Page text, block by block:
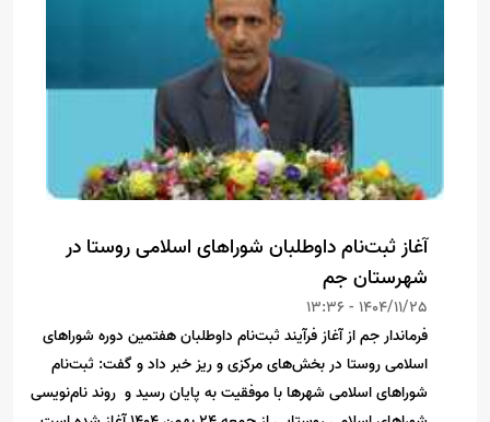
آغاز ثبت‌نام داوطلبان شوراهای اسلامی روستا در
شهرستان جم
1404/11/25 - 13:36
فرماندار جم از آغاز فرآیند ثبت‌نام داوطلبان هفتمین دوره شوراهای
اسلامی روستا در بخش‌های مرکزی و ریز خبر داد و گفت: ثبت‌نام
شوراهای اسلامی شهرها با موفقیت به پایان رسید و روند نام‌نویسی